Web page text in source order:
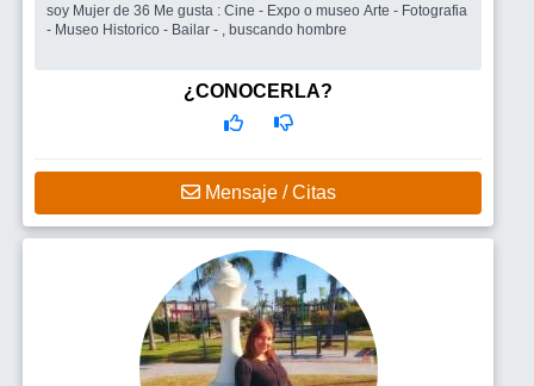
soy Mujer de 36 Me gusta : Cine - Expo o museo Arte - Fotografia
- Museo Historico - Bailar - , buscando hombre
¿CONOCERLA?
Mensaje / Citas